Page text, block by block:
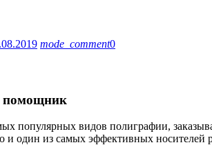
mode_comment0
популярных видов полиграфии,
и один из самых эффективных носителей